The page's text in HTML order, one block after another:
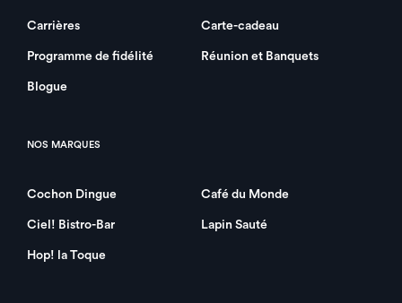
Carrières Carte-cadeau
Programme de fidélité Réunion et Banquets
Blogue
NOS MARQUES
Cochon Dingue Café du Monde
Ciel! Bistro-Bar Lapin Sauté
Hop! la Toque